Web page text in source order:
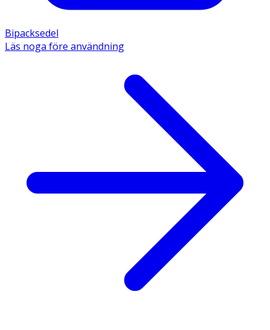
Bipacksedel
Läs noga före användning